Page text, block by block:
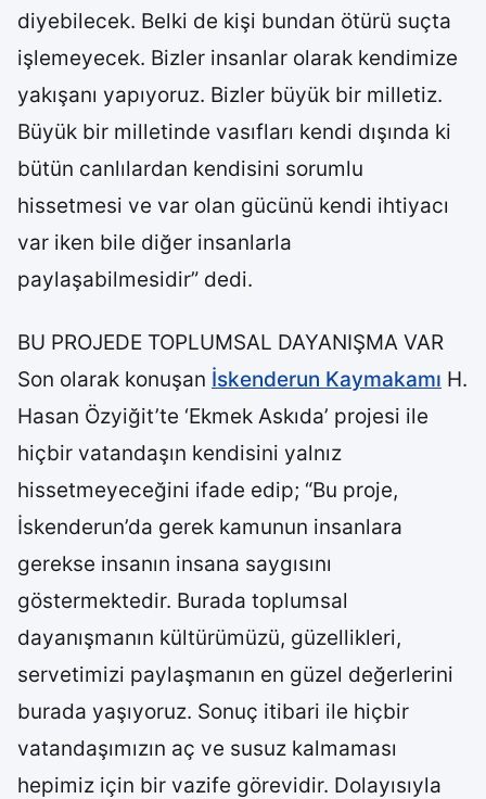
diyebilecek. Belki de kişi bundan ötürü suçta
işlemeyecek. Bizler insanlar olarak kendimize
yakışanı yapıyoruz. Bizler büyük bir milletiz.
Büyük bir milletinde vasıfları kendi dışında ki
bütün canlılardan kendisini sorumlu
hissetmesi ve var olan gücünü kendi ihtiyacı
var iken bile diğer insanlarla
paylaşabilmesidir” dedi.
BU PROJEDE TOPLUMSAL DAYANIŞMA VAR
Son olarak konuşan İskenderun Kaymakamı H.
Hasan Özyiğit’te ‘Ekmek Askıda’ projesi ile
hiçbir vatandaşın kendisini yalnız
hissetmeyeceğini ifade edip; “Bu proje,
İskenderun’da gerek kamunun insanlara
gerekse insanın insana saygısını
göstermektedir. Burada toplumsal
dayanışmanın kültürümüzü, güzellikleri,
servetimizi paylaşmanın en güzel değerlerini
burada yaşıyoruz. Sonuç itibari ile hiçbir
vatandaşımızın aç ve susuz kalmaması
hepimiz için bir vazife görevidir. Dolayısıyla